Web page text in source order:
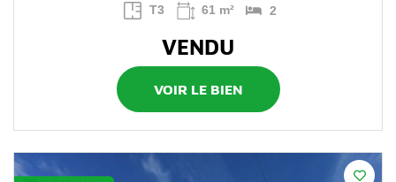
T3 61 m² 2
VENDU
VOIR LE BIEN